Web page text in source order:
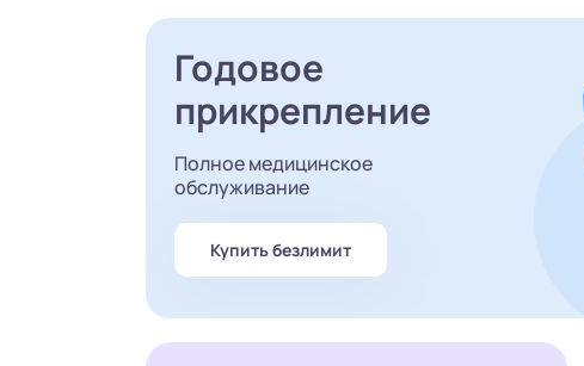
Годовое
прикрепление
Полное медицинское
обслуживание
Купить безлимит